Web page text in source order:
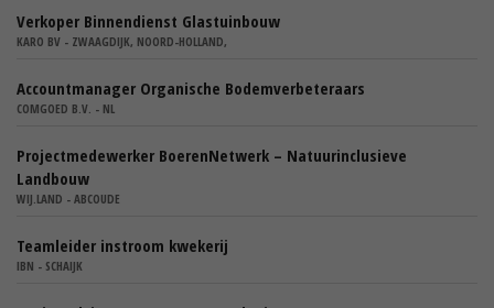
Verkoper Binnendienst Glastuinbouw
KARO BV - ZWAAGDIJK, NOORD-HOLLAND,
Accountmanager Organische Bodemverbeteraars
COMGOED B.V. - NL
Projectmedewerker BoerenNetwerk – Natuurinclusieve
Landbouw
WIJ.LAND - ABCOUDE
Teamleider instroom kwekerij
IBN - SCHAIJK